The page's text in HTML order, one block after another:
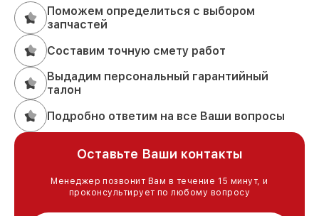
Поможем определиться с выбором
запчастей
Составим точную смету работ
Выдадим персональный гарантийный
талон
Подробно ответим на все Ваши вопросы
Оставьте Ваши контакты
Менеджер позвонит Вам в течение 15 минут, и
проконсультирует по любому вопросу